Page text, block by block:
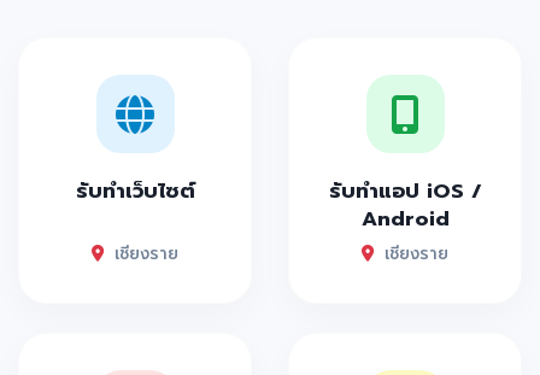
รับทำเว็บไซต์
เชียงราย
รับทำแอป iOS /
Android
เชียงราย